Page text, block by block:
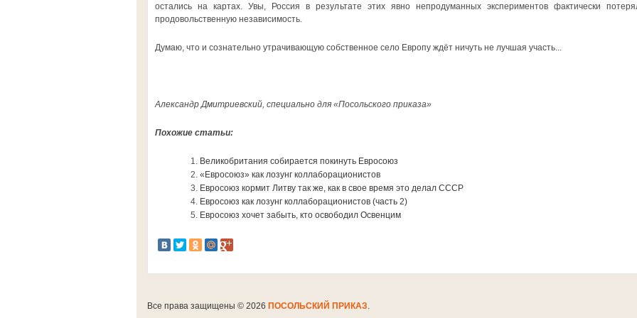
остались на картах. Увы, Россия в результате этих явно непродуманных экспериментов фактически
продовольственную независимость.
Думаю, что и сознательно утрачивающую собственное село Европу ждёт ничуть не лучшая участь...
Александр Дмитриевский, специально для «Посольского приказа»
Похожие статьи:
Великобритания собирается покинуть Евросоюз
«Евросоюз» как лозунг коллаборационистов
Евросоюз кормит Литву так же, как в свое время это делал СССР
Евросоюз как лозунг коллаборационистов (часть 2)
Евросоюз хочет забыть, кто освободил Освенцим
Все права защищены © 2026 ПОСОЛЬСКИЙ ПРИКАЗ.